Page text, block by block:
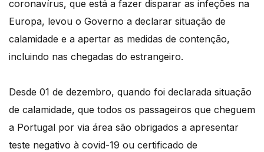
coronavírus, que está a fazer disparar as infeções na
Europa, levou o Governo a declarar situação de
calamidade e a apertar as medidas de contenção,
incluindo nas chegadas do estrangeiro.
Desde 01 de dezembro, quando foi declarada situação
de calamidade, que todos os passageiros que cheguem
a Portugal por via área são obrigados a apresentar
teste negativo à covid-19 ou certificado de